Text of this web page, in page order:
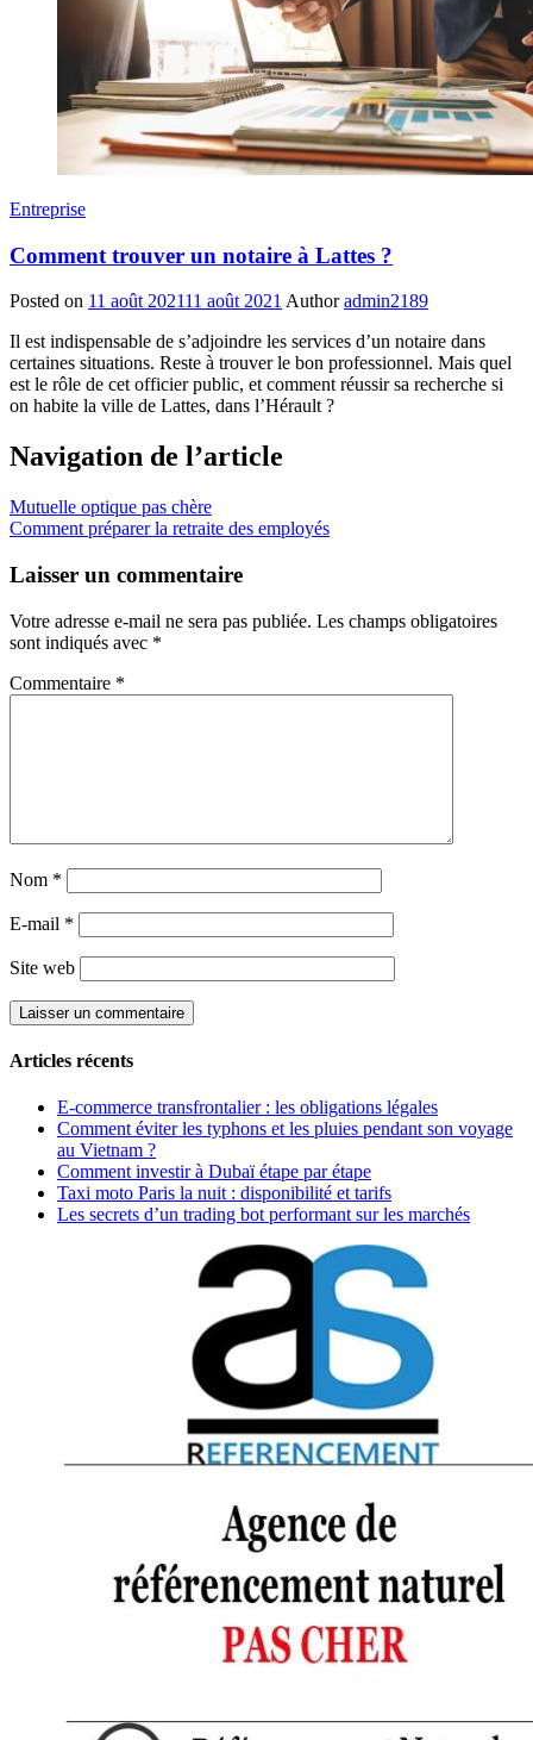
Entreprise
Comment trouver un notaire à Lattes ?
Posted on 11 août 202111 août 2021 Author admin2189
Il est indispensable de s’adjoindre les services d’un notaire dans
certaines situations. Reste à trouver le bon professionnel. Mais quel
est le rôle de cet officier public, et comment réussir sa recherche si
on habite la ville de Lattes, dans l’Hérault ?
Navigation de l’article
Mutuelle optique pas chère
Comment préparer la retraite des employés
Laisser un commentaire
Votre adresse e-mail ne sera pas publiée. Les champs obligatoires
sont indiqués avec *
Commentaire *
Nom *
E-mail *
Site web
Articles récents
E-commerce transfrontalier : les obligations légales
Comment éviter les typhons et les pluies pendant son voyage
au Vietnam ?
Comment investir à Dubaï étape par étape
Taxi moto Paris la nuit : disponibilité et tarifs
Les secrets d’un trading bot performant sur les marchés